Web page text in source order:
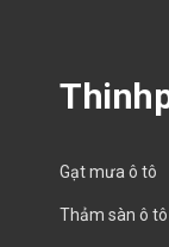
Gạt mưa ô tô
Thảm sàn ô tô